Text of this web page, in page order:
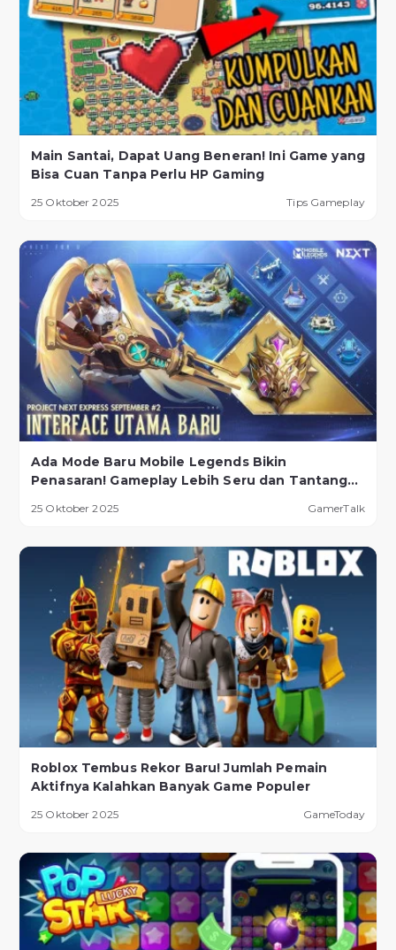
Main Santai, Dapat Uang Beneran! Ini Game yang
Bisa Cuan Tanpa Perlu HP Gaming
25 Oktober 2025 Tips Gameplay
Ada Mode Baru Mobile Legends Bikin
Penasaran! Gameplay Lebih Seru dan Tantangan
25 Oktober 2025 GamerTalk
Roblox Tembus Rekor Baru! Jumlah Pemain
Aktifnya Kalahkan Banyak Game Populer
25 Oktober 2025 GameToday